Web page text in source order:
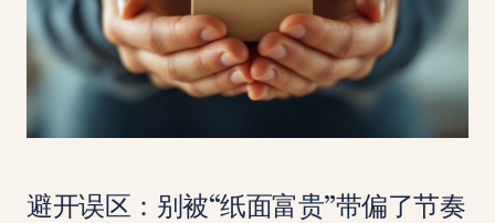
避开误区：别被“纸面富贵”带偏了节奏